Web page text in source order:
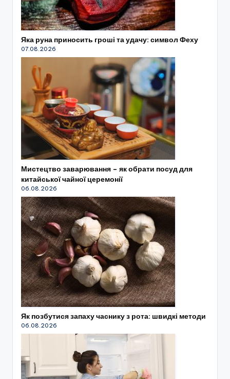
Яка руна приносить гроші та удачу: символ Феху
07.08.2026
Мистецтво заварювання – як обрати посуд для
китайської чайної церемонії
06.08.2026
Як позбутися запаху часнику з рота: швидкі методи
06.08.2026